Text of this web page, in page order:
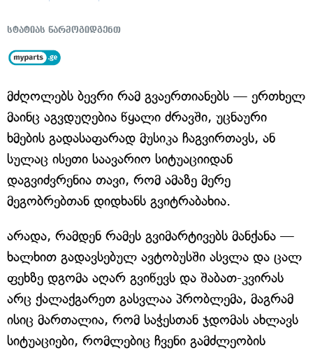
სტატიას წარმოგიდგენთ
მძღოლებს ბევრი რამ გვაერთიანებს — ერთხელ
მაინც აგვდუღებია წყალი ძრავში, უცნაური
ხმების გადასაფარად მუსიკა ჩაგვირთავს, ან
სულაც ისეთი საავარიო სიტუაციიდან
დაგვიძვრენია თავი, რომ ამაზე მერე
მეგობრებთან დიდხანს გვიტრაბახია.
არადა, რამდენ რამეს გვიმარტივებს მანქანა —
ხალხით გადავსებულ ავტობუსში ასვლა და ცალ
ფეხზე დგომა აღარ გვიწევს და შაბათ-კვირას
არც ქალაქგარეთ გასვლაა პრობლემა, მაგრამ
ისიც მართალია, რომ საჭესთან ჯდომას ახლავს
სიტუაციები, რომლებიც ჩვენი გამძლეობის